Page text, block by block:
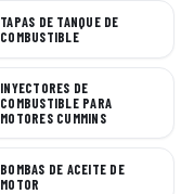
TAPAS DE TANQUE DE
COMBUSTIBLE
INYECTORES DE
COMBUSTIBLE PARA
MOTORES CUMMINS
BOMBAS DE ACEITE DE
MOTOR